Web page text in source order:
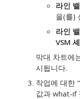
라인
을(를)
라인
VSM
막대 차트에
시됩니다.
작업에 대한
값과 what-if